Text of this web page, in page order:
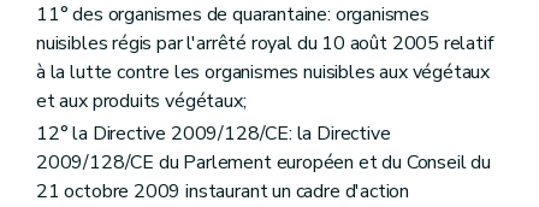
11° des organismes de quarantaine: organismes
nuisibles régis par l'arrêté royal du 10 août 2005 relatif
à la lutte contre les organismes nuisibles aux végétaux
et aux produits végétaux;
12° la Directive 2009/128/CE: la Directive
2009/128/CE du Parlement européen et du Conseil du
21 octobre 2009 instaurant un cadre d'action